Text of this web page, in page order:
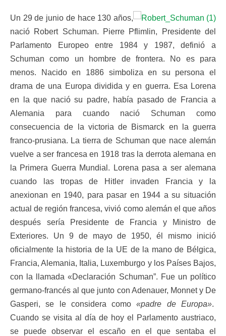
Un 29 de junio de hace 130 años,
nació Robert Schuman. Pierre Pflimlin, Presidente del
Parlamento Europeo entre 1984 y 1987, definió a
Schuman como un hombre de frontera. No es para
menos. Nacido en 1886 simboliza en su persona el
drama de una Europa dividida y en guerra. Esa Lorena
en la que nació su padre, había pasado de Francia a
Alemania para cuando nació Schuman como
consecuencia de la victoria de Bismarck en la guerra
franco-prusiana. La tierra de Schuman que nace alemán
vuelve a ser francesa en 1918 tras la derrota alemana en
la Primera Guerra Mundial. Lorena pasa a ser alemana
cuando las tropas de Hitler invaden Francia y la
anexionan en 1940, para pasar en 1944 a su situación
actual de región francesa, vivió como alemán el que años
después sería Presidente de Francia y Ministro de
Exteriores. Un 9 de mayo de 1950, él mismo inició
oficialmente la historia de la UE de la mano de Bélgica,
Francia, Alemania, Italia, Luxemburgo y los Países Bajos,
con la llamada «Declaración Schuman”. Fue un político
germano-francés al que junto con Adenauer, Monnet y De
Gasperi, se le considera como«padre de Europa».
Cuando se visita al día de hoy el Parlamento austriaco,
se puede observar el escaño en el que sentaba el